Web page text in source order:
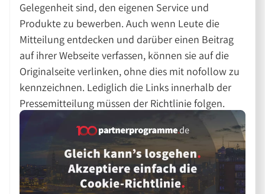
Gelegenheit sind, den eigenen Service und
Produkte zu bewerben. Auch wenn Leute die
Mitteilung entdecken und darüber einen Beitrag
auf ihrer Webseite verfassen, können sie auf die
Originalseite verlinken, ohne dies mit nofollow zu
kennzeichnen. Lediglich die Links innerhalb der
Pressemitteilung müssen der Richtlinie folgen.